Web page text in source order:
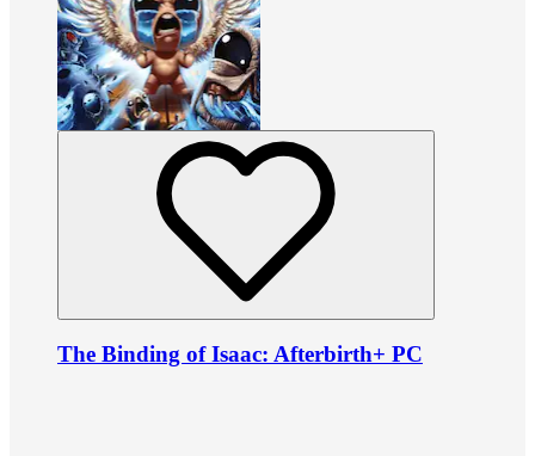
The Binding of Isaac: Afterbirth+ PC